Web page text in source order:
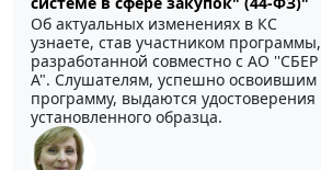
Об актуальных изменениях в КС
узнаете, став участником программы,
разработанной совместно с АО ''СБЕР
А". Слушателям, успешно освоившим
программу, выдаются удостоверения
установленного образца.